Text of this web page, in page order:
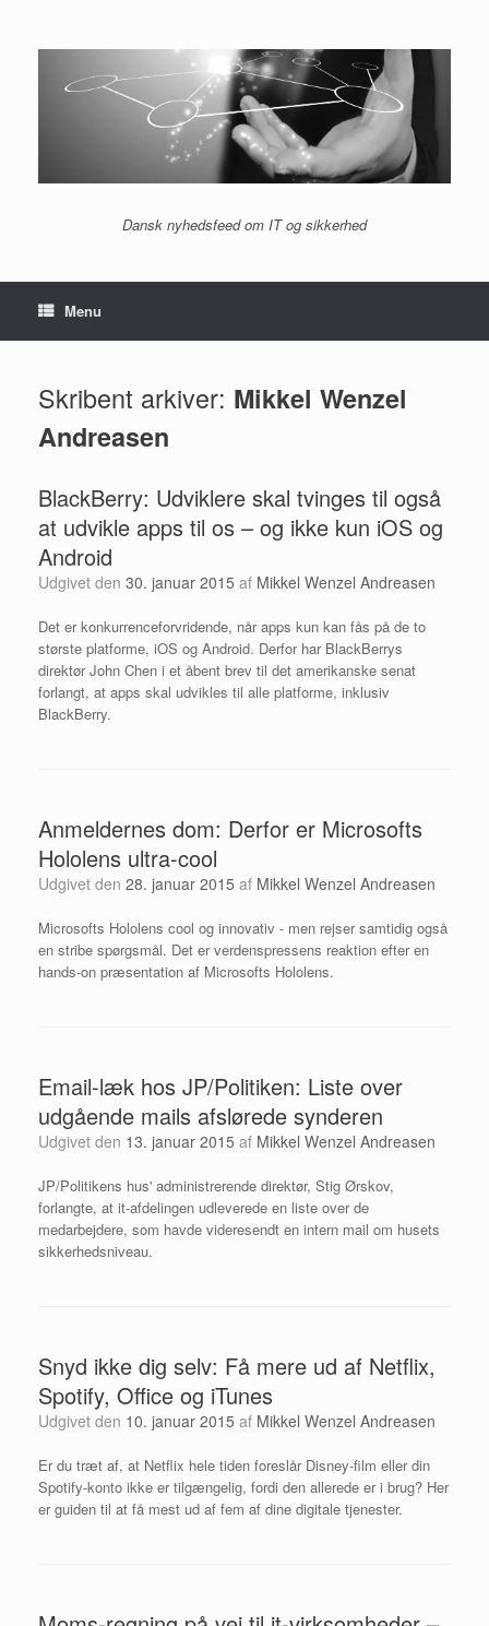
indhold
Dansk nyhedsfeed om IT og sikkerhed
Menu
Skribent arkiver: Mikkel Wenzel
Andreasen
BlackBerry: Udviklere skal tvinges til også
at udvikle apps til os – og ikke kun iOS og
Android
Udgivet den 30. januar 2015 af Mikkel Wenzel Andreasen
Det er konkurrenceforvridende, når apps kun kan fås på de to
største platforme, iOS og Android. Derfor har BlackBerrys
direktør John Chen i et åbent brev til det amerikanske senat
forlangt, at apps skal udvikles til alle platforme, inklusiv
BlackBerry.
Anmeldernes dom: Derfor er Microsofts
Hololens ultra-cool
Udgivet den 28. januar 2015 af Mikkel Wenzel Andreasen
Microsofts Hololens cool og innovativ - men rejser samtidig også
en stribe spørgsmål. Det er verdenspressens reaktion efter en
hands-on præsentation af Microsofts Hololens.
Email-læk hos JP/Politiken: Liste over
udgående mails afslørede synderen
Udgivet den 13. januar 2015 af Mikkel Wenzel Andreasen
JP/Politikens hus' administrerende direktør, Stig Ørskov,
forlangte, at it-afdelingen udleverede en liste over de
medarbejdere, som havde videresendt en intern mail om husets
sikkerhedsniveau.
Snyd ikke dig selv: Få mere ud af Netflix,
Spotify, Office og iTunes
Udgivet den 10. januar 2015 af Mikkel Wenzel Andreasen
Er du træt af, at Netflix hele tiden foreslår Disney-film eller din
Spotify-konto ikke er tilgængelig, fordi den allerede er i brug? Her
er guiden til at få mest ud af fem af dine digitale tjenester.